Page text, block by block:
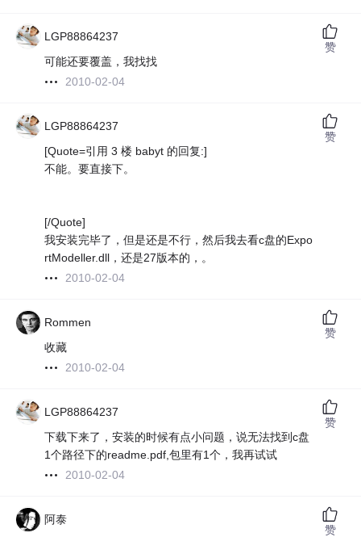
LGP88864237
可能还要覆盖，我找找
2010-02-04
赞
LGP88864237
[Quote=引用 3 楼 babyt 的回复:]
不能。要直接下。
[/Quote]
我安装完毕了，但是还是不行，然后我去看c盘的Expo
rtModeller.dll，还是27版本的，。
2010-02-04
赞
Rommen
收藏
2010-02-04
赞
LGP88864237
下载下来了，安装的时候有点小问题，说无法找到c盘
1个路径下的readme.pdf,包里有1个，我再试试
2010-02-04
赞
阿泰
赞